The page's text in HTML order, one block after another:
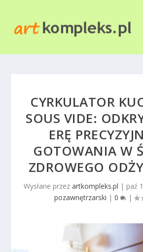
CYRKULATOR
SOUS VIDE:
ERĘ
GOTOWANIA W
ZDROWEGO
Wysłane przez artkompleks.pl | paź
pozawnętrzarski | 0 |